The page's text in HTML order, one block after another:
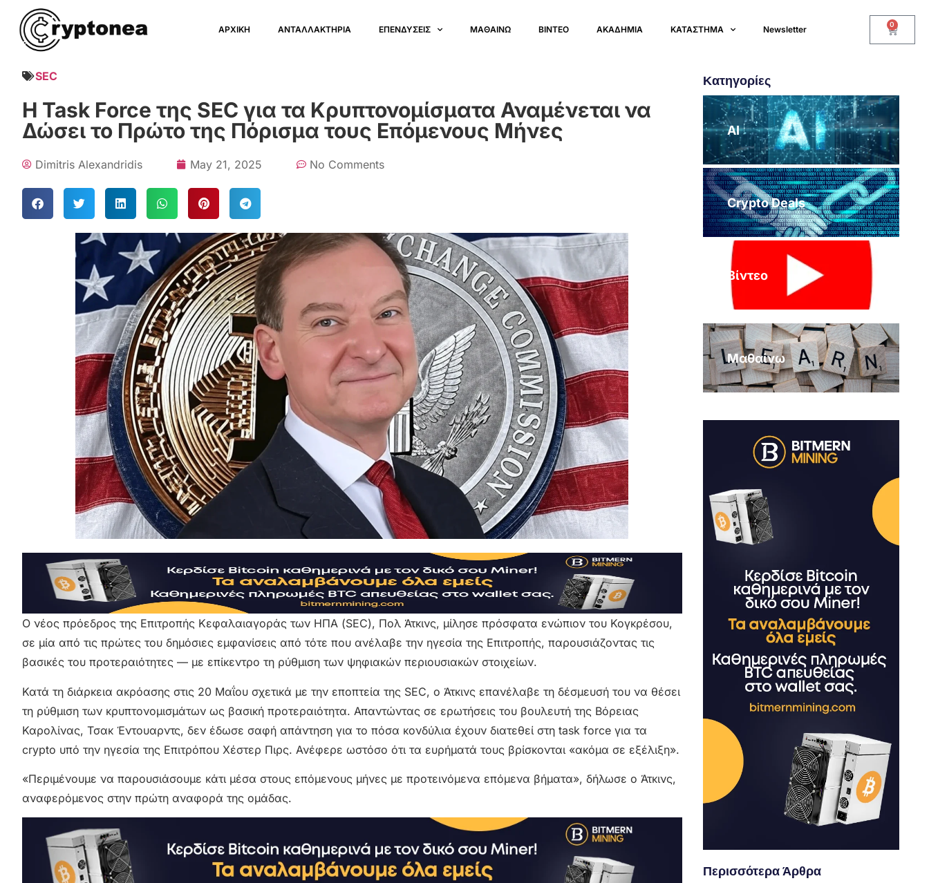
ΑΡΧΙΚΗ ΑΝΤΑΛΛΑΚΤΗΡΙΑ ΕΠΕΝΔΥΣΕΙΣ ΜΑΘΑΙΝΩ ΒΙΝΤΕΟ ΑΚΑΔΗΜΙΑ ΚΑΤΑΣΤΗΜΑ Newsletter 0
SEC
Η Task Force της SEC για τα Κρυπτονομίσματα Αναμένεται να
Δώσει το Πρώτο της Πόρισμα τους Επόμενους Μήνες
Dimitris Alexandridis May 21, 2025 No Comments
Ο νέος πρόεδρος της Επιτροπής Κεφαλαιαγοράς των ΗΠΑ (SEC), Πολ Άτκινς, μίλησε πρόσφατα ενώπιον του Κογκρέσου,
σε μία από τις πρώτες του δημόσιες εμφανίσεις από τότε που ανέλαβε την ηγεσία της Επιτροπής, παρουσιάζοντας τις
βασικές του προτεραιότητες — με επίκεντρο τη ρύθμιση των ψηφιακών περιουσιακών στοιχείων.
Κατά τη διάρκεια ακρόασης στις 20 Μαΐου σχετικά με την εποπτεία της SEC, ο Άτκινς επανέλαβε τη δέσμευσή του να θέσει
τη ρύθμιση των κρυπτονομισμάτων ως βασική προτεραιότητα. Απαντώντας σε ερωτήσεις του βουλευτή της Βόρειας
Καρολίνας, Τσακ Έντουαρντς, δεν έδωσε σαφή απάντηση για το πόσα κονδύλια έχουν διατεθεί στη task force για τα
crypto υπό την ηγεσία της Επιτρόπου Χέστερ Πιρς. Ανέφερε ωστόσο ότι τα ευρήματά τους βρίσκονται «ακόμα σε εξέλιξη».
«Περιμένουμε να παρουσιάσουμε κάτι μέσα στους επόμενους μήνες με προτεινόμενα επόμενα βήματα», δήλωσε ο Άτκινς,
αναφερόμενος στην πρώτη αναφορά της ομάδας.
Κατηγορίες
AI
Crypto Deals
Βίντεο
Μαθαίνω
Περισσότερα Άρθρα